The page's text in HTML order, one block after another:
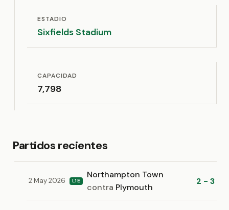
ESTADIO
Sixfields Stadium
CAPACIDAD
7,798
Partidos recientes
2 May 2026 L1E
Northampton Town
contra Plymouth
2 - 3